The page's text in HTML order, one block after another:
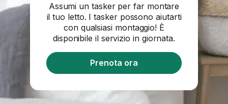
Assumi un tasker per far montare
il tuo letto. I tasker possono aiutarti
con qualsiasi montaggio! È
disponibile il servizio in giornata.
Prenota ora